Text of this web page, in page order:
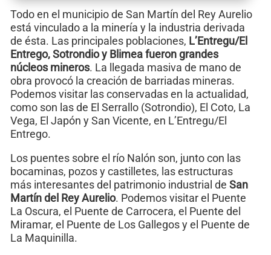
Todo en el municipio de San Martín del Rey Aurelio
está vinculado a la minería y la industria derivada
de ésta. Las principales poblaciones, L’Entregu/El
Entrego, Sotrondio y Blimea fueron grandes
núcleos mineros. La llegada masiva de mano de
obra provocó la creación de barriadas mineras.
Podemos visitar las conservadas en la actualidad,
como son las de El Serrallo (Sotrondio), El Coto, La
Vega, El Japón y San Vicente, en L’Entregu/El
Entrego.
Los puentes sobre el río Nalón son, junto con las
bocaminas, pozos y castilletes, las estructuras
más interesantes del patrimonio industrial de San
Martín del Rey Aurelio. Podemos visitar el Puente
La Oscura, el Puente de Carrocera, el Puente del
Miramar, el Puente de Los Gallegos y el Puente de
La Maquinilla.